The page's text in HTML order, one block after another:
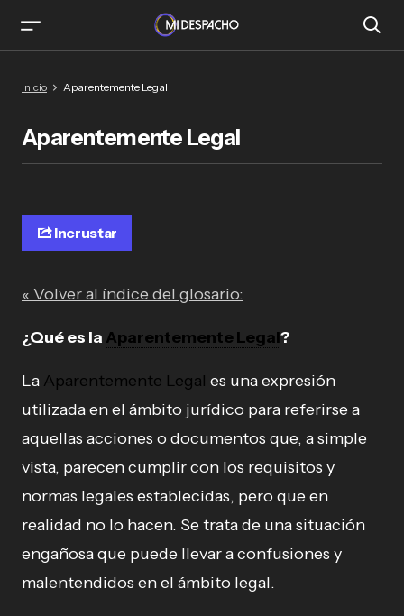
Inicio Aparentemente Legal
Aparentemente Legal
Incrustar
« Volver al índice del glosario:
¿Qué es la Aparentemente Legal?
La Aparentemente Legal es una expresión
utilizada en el ámbito jurídico para referirse a
aquellas acciones o documentos que, a simple
vista, parecen cumplir con los requisitos y
normas legales establecidas, pero que en
realidad no lo hacen. Se trata de una situación
engañosa que puede llevar a confusiones y
malentendidos en el ámbito legal.